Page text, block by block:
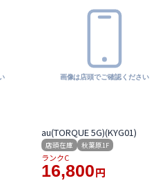
au(TORQUE 5G)(KYG01)
店頭在庫 秋葉原1F
ランクC
16,800 円